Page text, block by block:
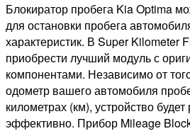
Блокиратор пробега Kia Optima
для остановки пробега
характеристик. В Super Kilometer
приобрести лучший модуль с
компонентами. Независимо от
одометр вашего автомобиля
километрах (км), устройство
эффективно. Прибор Mileage